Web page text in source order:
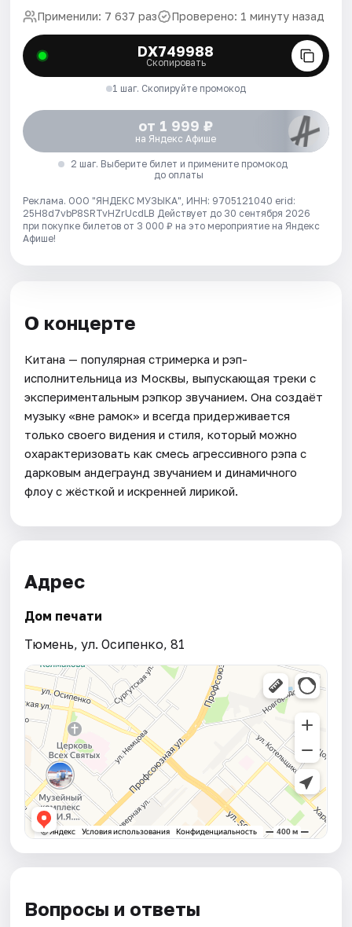
Применили: 7 637 раз Проверено: 1 минуту назад
DX749988
Скопировать
1 шаг. Скопируйте промокод
от 1 999 ₽
на Яндекс Афише
2 шаг. Выберите билет и примените промокод
до оплаты
Реклама. ООО "ЯНДЕКС МУЗЫКА", ИНН: 9705121040 erid:
25H8d7vbP8SRTvHZrUcdLB Действует до 30 сентября 2026
при покупке билетов от 3 000 ₽ на это мероприятие на Яндекс
Афише!
О концерте
Китана — популярная стримерка и рэп-
исполнительница из Москвы, выпускающая треки с
экспериментальным рэпкор звучанием. Она создаёт
музыку «вне рамок» и всегда придерживается
только своего видения и стиля, который можно
охарактеризовать как смесь агрессивного рэпа с
дарковым андеграунд звучанием и динамичного
флоу с жёсткой и искренней лирикой.
Адрес
Дом печати
Тюмень, ул. Осипенко, 81
Вопросы и ответы